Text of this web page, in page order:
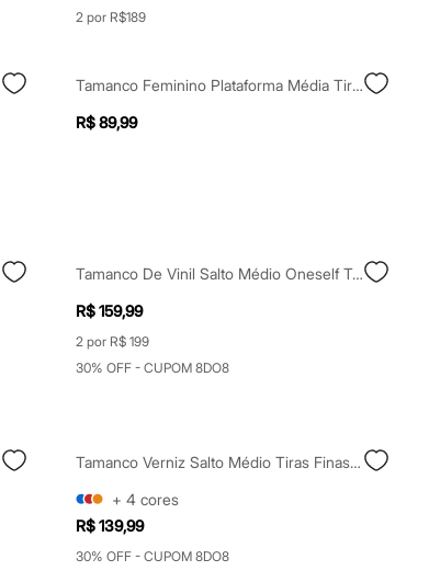
2 por R$189
Tamanco Feminino Plataforma Média Tira Média Beira Rio Preto
R$ 89,99
Tamanco De Vinil Salto Médio Oneself Transparente Bege
R$ 159,99
2 por R$ 199
30% OFF - CUPOM 8DO8
Tamanco Verniz Salto Médio Tiras Finas Oneself Dourado
+ 4 cores
R$ 139,99
30% OFF - CUPOM 8DO8